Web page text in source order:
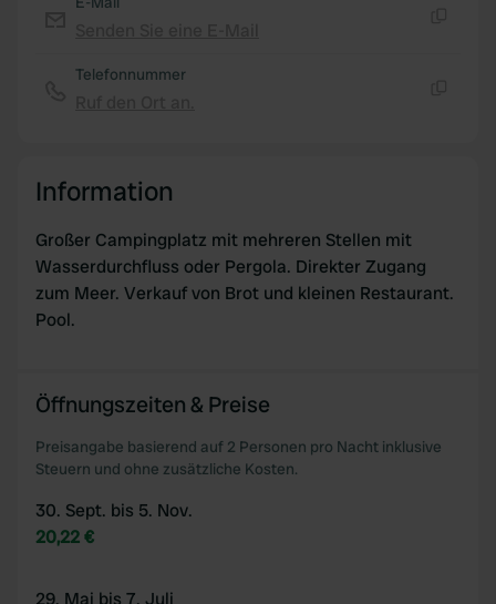
provided to them or that they’ve collected from your use
Telefonnummer
Information
Großer Campingplatz mit mehreren Stellen mit
Wasserdurchfluss oder Pergola. Direkter Zugang
zum Meer. Verkauf von Brot und kleinen Restaurant.
Pool.
Öffnungszeiten & Preise
Preisangabe basierend auf 2 Personen pro Nacht inklusive
Steuern und ohne zusätzliche Kosten.
30. Sept. bis 5. Nov.
20,22 €
29. Mai bis 7. Juli